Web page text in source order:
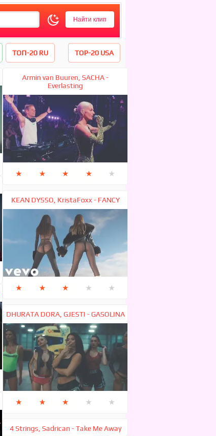
ТОП-20 RU TOP-20 USA
Armin van Buuren, SACHA -
Everlasting
★ ★ ★ ★ ★
KEAN DYSSO, KristaFoxx - FANCY
★ ★ ★ ★ ★
DHURATA DORA, GJESTI - GASOLINA
★ ★ ★ ★ ★
4 Strings, Sadrican - Take Me Away